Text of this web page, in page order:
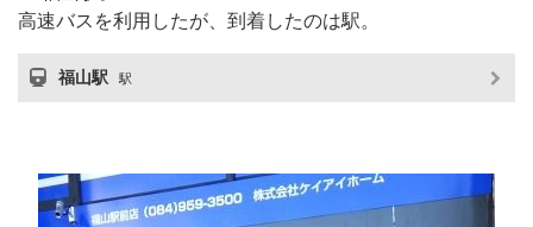
高速バスを利用したが、到着したのは駅。
福山駅 駅